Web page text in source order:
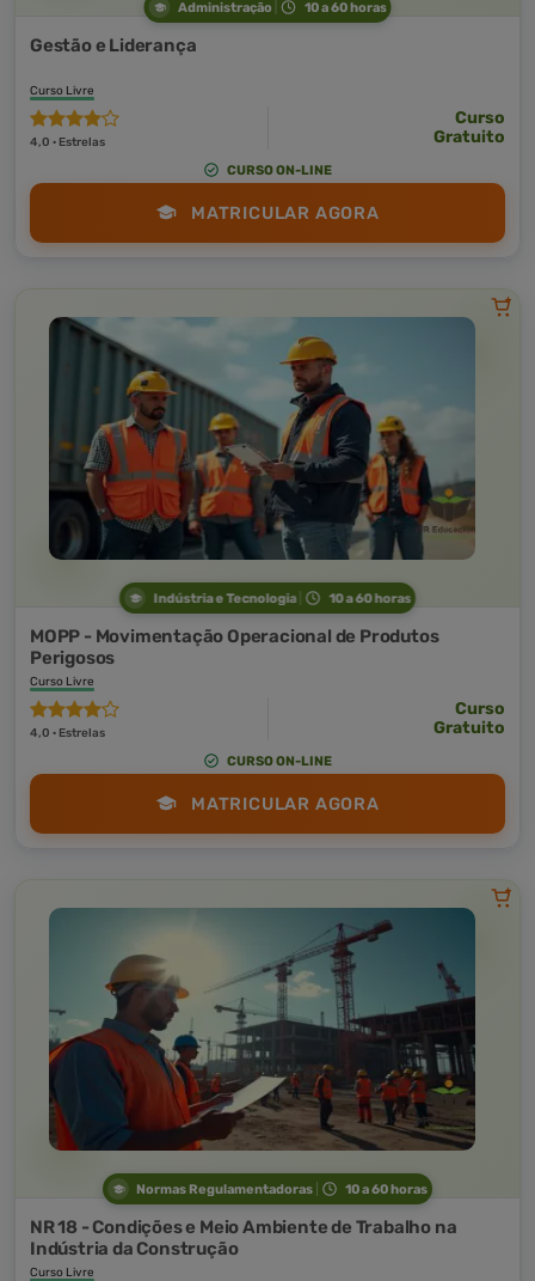
Administração 10 a 60 horas
Gestão e Liderança
Curso Livre
4,0 · Estrelas
Curso
Gratuito
CURSO ON-LINE
MATRICULAR AGORA
Indústria e Tecnologia 10 a 60 horas
MOPP - Movimentação Operacional de Produtos
Perigosos
Curso Livre
4,0 · Estrelas
Curso
Gratuito
CURSO ON-LINE
MATRICULAR AGORA
Normas Regulamentadoras 10 a 60 horas
NR 18 - Condições e Meio Ambiente de Trabalho na
Indústria da Construção
Curso Livre